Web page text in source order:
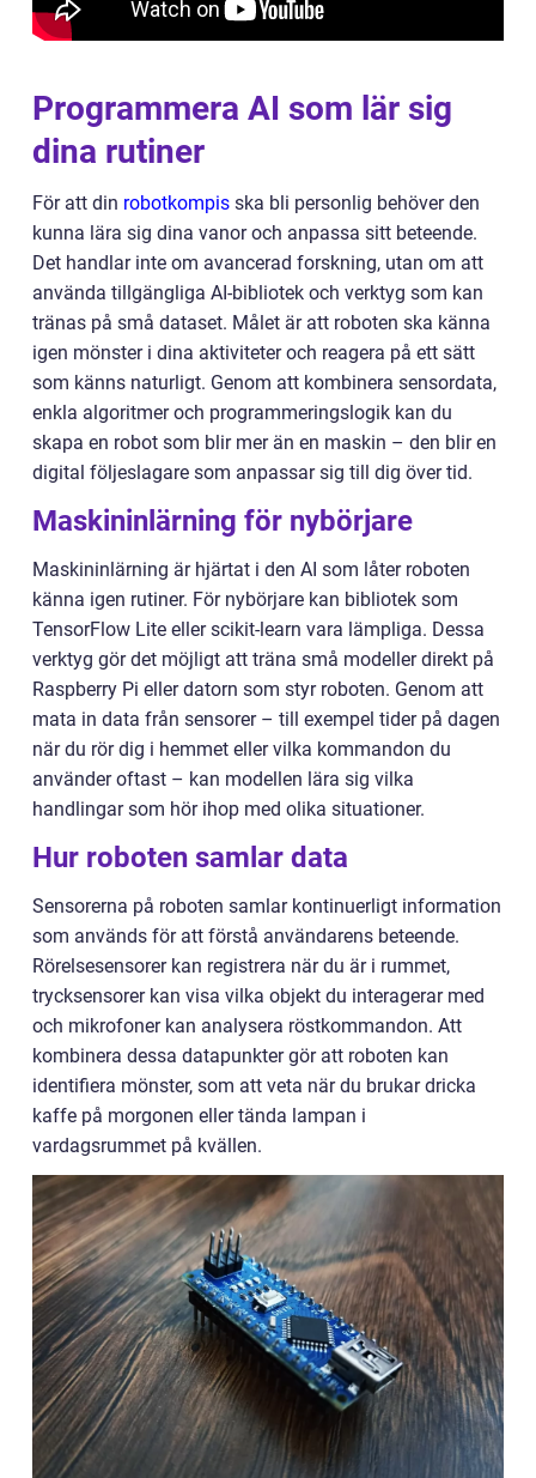
Programmera AI som lär sig
dina rutiner
För att din robotkompis ska bli personlig behöver den
kunna lära sig dina vanor och anpassa sitt beteende.
Det handlar inte om avancerad forskning, utan om att
använda tillgängliga AI-bibliotek och verktyg som kan
tränas på små dataset. Målet är att roboten ska känna
igen mönster i dina aktiviteter och reagera på ett sätt
som känns naturligt. Genom att kombinera sensordata,
enkla algoritmer och programmeringslogik kan du
skapa en robot som blir mer än en maskin – den blir en
digital följeslagare som anpassar sig till dig över tid.
Maskininlärning för nybörjare
Maskininlärning är hjärtat i den AI som låter roboten
känna igen rutiner. För nybörjare kan bibliotek som
TensorFlow Lite eller scikit-learn vara lämpliga. Dessa
verktyg gör det möjligt att träna små modeller direkt på
Raspberry Pi eller datorn som styr roboten. Genom att
mata in data från sensorer – till exempel tider på dagen
när du rör dig i hemmet eller vilka kommandon du
använder oftast – kan modellen lära sig vilka
handlingar som hör ihop med olika situationer.
Hur roboten samlar data
Sensorerna på roboten samlar kontinuerligt information
som används för att förstå användarens beteende.
Rörelsesensorer kan registrera när du är i rummet,
trycksensorer kan visa vilka objekt du interagerar med
och mikrofoner kan analysera röstkommandon. Att
kombinera dessa datapunkter gör att roboten kan
identifiera mönster, som att veta när du brukar dricka
kaffe på morgonen eller tända lampan i
vardagsrummet på kvällen.